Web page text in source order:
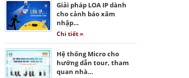
Giải pháp LOA IP dành
cho cảnh báo xâm
nhập…
Chi tiết »
Hệ thống Micro cho
hướng dẫn tour, tham
quan nhà…